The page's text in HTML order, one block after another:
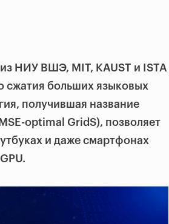
НИУ ВШЭ, MIT, KAUST и ISTA
сжатия больших языковых
получившая название
optimal GridS), позволяет
и даже смартфонах